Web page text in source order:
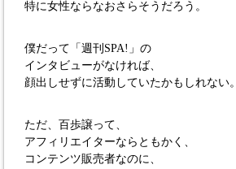
特に女性ならなおさらそうだろう。
僕だって「週刊SPA!」の
インタビューがなければ、
顔出しせずに活動していたかもしれない。
ただ、百歩譲って、
アフィリエイターならともかく、
コンテンツ販売者なのに、